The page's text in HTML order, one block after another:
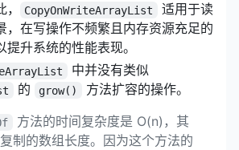
CopyOnWriteArrayList
适用于读
，在写操作不频繁且内存资源充足的
升系统的性能表现。
中并没有类似
的 grow() 方法扩容的操作。
方法的时间复杂度是 O(n)，其
制的数组长度。因为这个方法的